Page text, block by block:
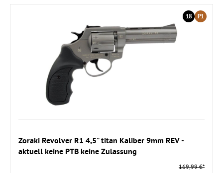
18 P1
Zoraki Revolver R1 4,5" titan Kaliber 9mm REV -
aktuell keine PTB keine Zulassung
169,99 €*